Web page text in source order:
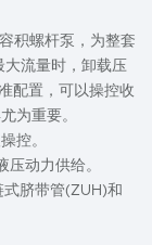
积螺杆泵，为整套
流量时，卸载压
配置，可以操控收
为重要。
控。
动力供给。
脐带管(ZUH)和